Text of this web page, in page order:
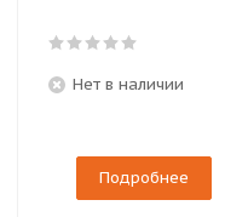
Нет в наличии
Подробнее